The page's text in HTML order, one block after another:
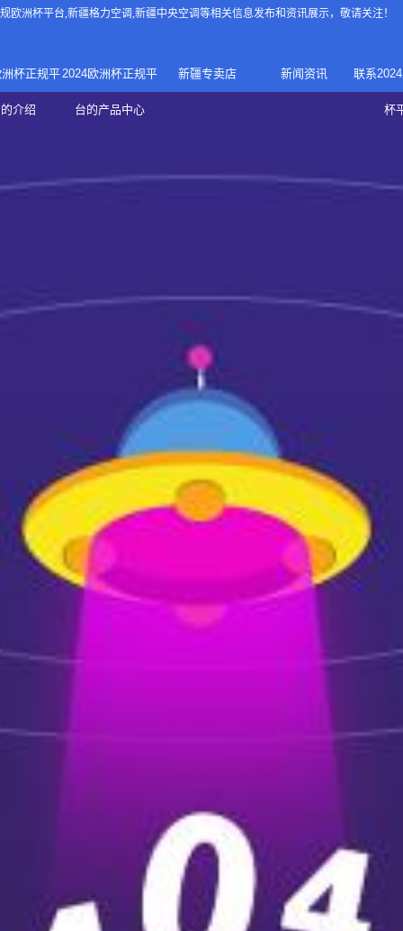
欧洲杯平台,新疆格力空调,新疆中央空调等相关信息发布和资讯展示，敬请关注！
杯正规平
介绍
正规欧洲
2024欧洲杯正规平
台的产品中心
家庭中央空调
家用空调
新疆专卖店 新闻资讯 联系
杯